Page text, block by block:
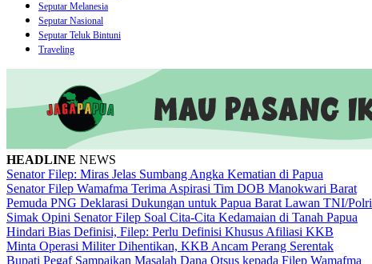
Seputar Melanesia
Seputar Nasional
Seputar Teluk Bintuni
Traveling
HEADLINE NEWS
Senator Filep: Miras Jelas Sumbang Angka Kematian di Papua
Senator Filep Wamafma Terima Aspirasi Tim DOB Manokwari Barat
Pemuda PNG Deklarasi Dukungan untuk Papua Barat Lawan TNI/Polri
Simak Opini Senator Filep Soal Cita-Cita Kedamaian di Tanah Papua
Hindari Bias Definisi, Filep: Perlu Definisi Khusus Afiliasi KKB
Minta Operasi Militer Dihentikan, KKB Ancam Perang Serentak
Bupati Pegaf Sampaikan Masalah Dana Otsus kepada Filep Wamafma